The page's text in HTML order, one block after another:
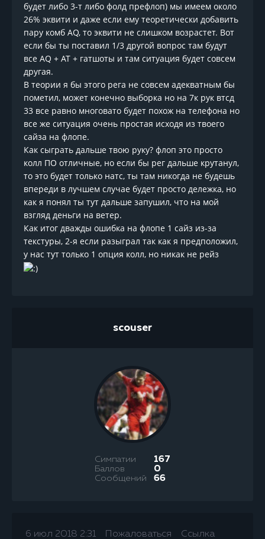
будет либо 3-т либо фолд префлоп) мы имеем около
26% эквити и даже если ему теоретически добавить
пару комб AQ, то эквити не слишком возрастет. Вот
если бы ты поставил 1/3 другой вопрос там будут
все AQ + AT + гатшоты и там ситуация будет совсем
другая.
В теории я бы этого рега не совсем адекватным бы
пометил, может конечно выборка но на 7к рук втсд
33 все равно многовато будет похож на телефона но
все же ситуация очень простая исходя из твоего
сайза на флопе.
Как сыграть дальше твою руку? флоп это просто
колл ПО отличные, но если бы рег дальше крутанул,
то это будет только натс, ты там никогда не будешь
впереди в лучшем случае будет просто дележка, но
как я понял ты тут дальше запушил, что на мой
взгляд деньги на ветер.
Как итог дважды ошибка на флопе 1 сайз из-за
текстуры, 2-я если разыграл так как я предположил,
у нас тут только 1 опция колл, но никак не рейз
scouser
Симпатии 167
Баллов 0
Сообщений 66
6 июл 2018 2:31 Пожаловаться Ссылка